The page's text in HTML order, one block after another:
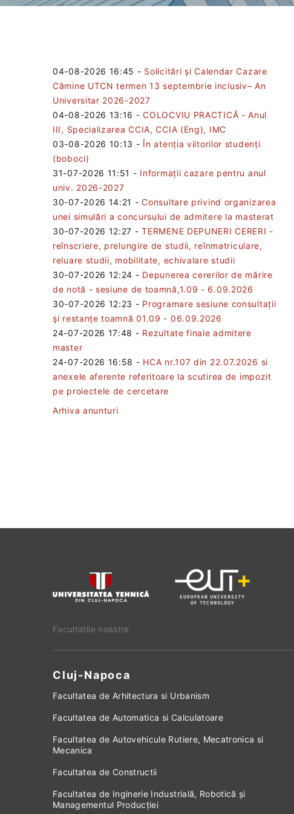
04-08-2026 16:45 - Solicitări și Calendar Cazare
Cămine UTCN termen 13 septembrie inclusiv– An
Universitar 2026-2027
04-08-2026 13:16 -COLOCVIU PRACTICĂ - Anul
III, Specializarea CCIA, CCIA (Eng), IMC
03-08-2026 10:13 -În atenția viitorilor studenți
(boboci)
31-07-2026 11:51 - Informații cazare pentru anul
univ. 2026-2027
30-07-2026 14:21 -Consultare privind organizarea
unei simulări a concursului de admitere la masterat
30-07-2026 12:27 -TERMENE DEPUNERI CERERI -
reînscriere, prelungire de studii, reînmatriculare,
reluare studii, mobilitate, echivalare studii
30-07-2026 12:24 - Depunerea cererilor de mărire
de notă - sesiune de toamnă,1.09 - 6.09.2026
30-07-2026 12:23 - Programare sesiune consultații
şi restanțe toamnă 01.09 - 06.09.2026
24-07-2026 17:48 - Rezultate finale admitere
master
24-07-2026 16:58 - HCA nr.107 din 22.07.2026 si
anexele aferente referitoare la scutirea de impozit
pe proiectele de cercetare
Arhiva anunturi
Facultatile noastre
Cluj-Napoca
Facultatea de Arhitectura si Urbanism
Facultatea de Automatica si Calculatoare
Facultatea de Autovehicule Rutiere, Mecatronica si
Mecanica
Facultatea de Constructii
Facultatea de Inginerie Industrială, Robotică și
Managementul Producției